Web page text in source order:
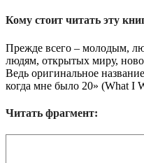
Кому стоит читать эту
Прежде всего – молодым,
людям, открытых миру,
Ведь оригинальное
когда мне было 20» (What I
Читать фрагмент: